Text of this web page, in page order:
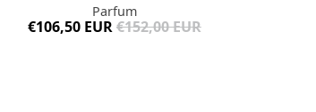
Parfum
€106,50 EUR€152,00 EUR